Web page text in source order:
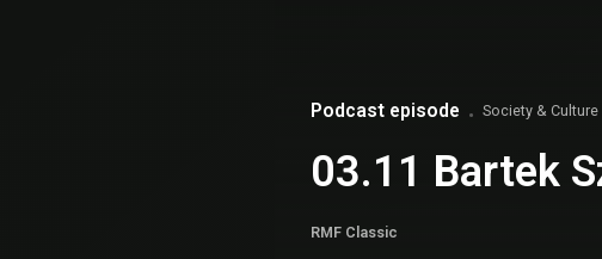
Podcast episode Society & Culture
03.11 Bartek
RMF Classic